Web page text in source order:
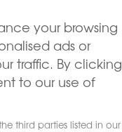
your browsing
ads or
traffic. By clicking
to our use of
third parties listed in our